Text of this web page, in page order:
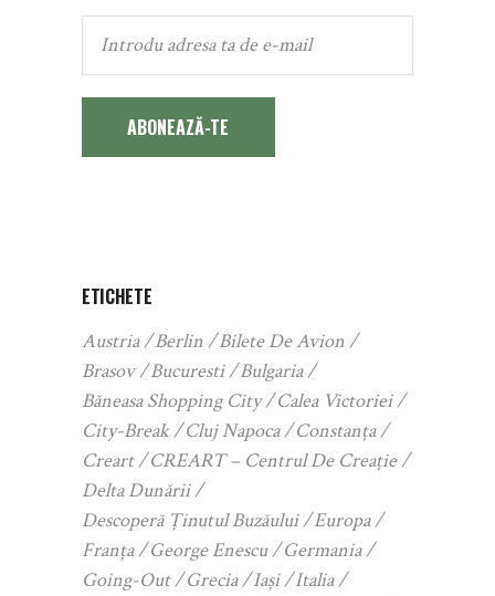
ABONEAZĂ-TE
ETICHETE
Austria Berlin
Bilete De Avion
Brasov
Bucuresti
Bulgaria
Băneasa Shopping City
Calea Victoriei
City-Break
Cluj Napoca
Constanța
Creart
CREART – Centrul De Creație
Delta Dunării
Descoperă Ținutul Buzăului
Europa
Franța
George Enescu
Germania
Going-Out
Grecia Iași
Italia